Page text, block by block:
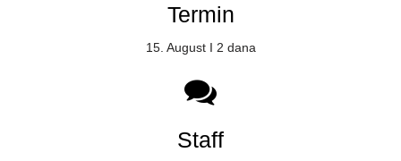
Termin
15. August I 2 dana
Staff